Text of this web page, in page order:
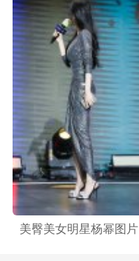
美臀美女明星杨幂图片